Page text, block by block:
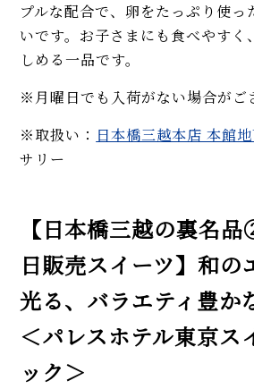
プルな配合で、卵をたっぷり使っ
いです。お子さまにも食べやすく
しめる一品です。
※月曜日でも入荷がない場合がご
※取扱い： 日本橋三越本店 本館
サリー
【日本橋三越の裏名
日販売スイーツ】和の
光る、バラエティ豊か
＜パレスホテル東京ス
ック＞